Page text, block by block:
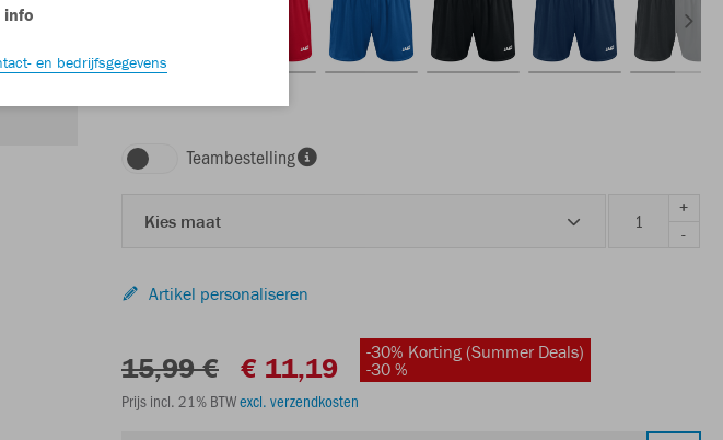
Teambestelling
Kies maat
+
-
Artikel personaliseren
15,99 € € 11,19
-30% Korting (Summer Deals)
-30 %
Prijs incl. 21% BTWexcl. verzendkosten
info
en bedrijfsgegevens